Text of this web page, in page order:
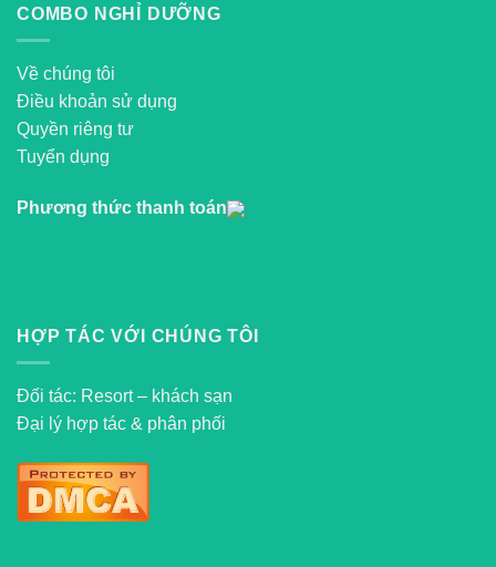
COMBO NGHỈ DƯỠNG
Về chúng tôi
Điều khoản sử dụng
Quyền riêng tư
Tuyển dụng
Phương thức thanh toán
HỢP TÁC VỚI CHÚNG TÔI
Đối tác: Resort – khách sạn
Đại lý hợp tác & phân phối